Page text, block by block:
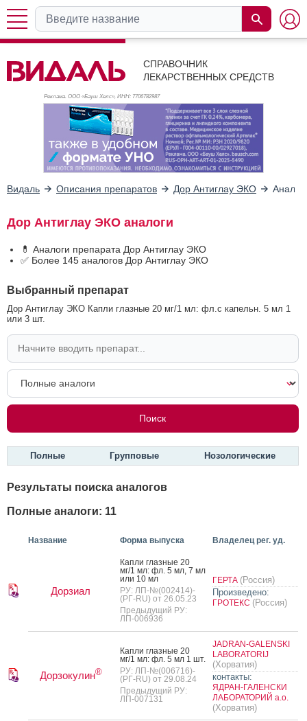
СПРАВОЧНИК
ЛЕКАРСТВЕННЫХ СРЕДСТВ
Реклама. ООО «Бауш Хелс», ИНН: 7706782987
Видаль Описания препаратов Дор Антиглау ЭКО
Дор Антиглау ЭКО аналоги
💊 Аналоги препарата Дор Антиглау ЭКО
✅ Более 145 аналогов Дор Антиглау ЭКО
Выбранный препарат
Дор Антиглау ЭКО Капли глазные 20 мг/1 мл: фл.с капельн. 5 мл 1
или 3 шт.
Полные Групповые Нозологические
Результаты поиска аналогов
Полные аналоги: 11
Название Форма выпуска Владелец рег. уд.
Дорзиал
Кап­ли глаз­ные 20
мг/1 мл: фл. 5 мл, 7 мл
или 10 мл
РУ: ЛП-№(002414)-
(РГ-RU) от 26.05.23
Предыдущий РУ:
ЛП-006936
ГЕРТА (Россия)
Произведено:
ГРОТЕКС (Россия)
Дорзокулин®
Кап­ли глаз­ные 20
мг/1 мл: фл. 5 мл 1 шт.
РУ: ЛП-№(006716)-
(РГ-RU) от 29.08.24
Предыдущий РУ:
ЛП-007131
JADRAN-GALENSKI
LABORATORIJ
(Хорватия)
контакты:
ЯДРАН-ГАЛЕНСКИ
ЛАБОРАТОРИЙ а.о.
(Хорватия)